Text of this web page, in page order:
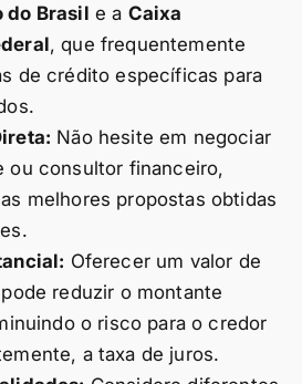
do Brasil e a Caixa
, que frequentemente
de crédito específicas para
Não hesite em negociar
ou consultor financeiro,
melhores propostas obtidas
Oferecer um valor de
reduzir o montante
o risco para o credor
a taxa de juros.